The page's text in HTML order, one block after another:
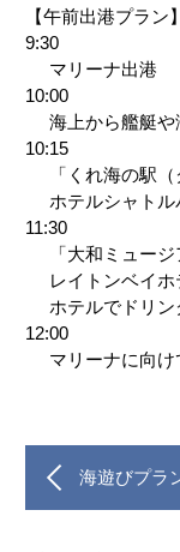
【午前出港プラン】
9:30
マリーナ出港
10:00
海上から艦艇
10:15
「くれ海の駅
ホテルシャト
11:30
「大和ミュー
レイトンベイ
ホテルでドリン
12:00
マリーナに向け
海遊びプラ